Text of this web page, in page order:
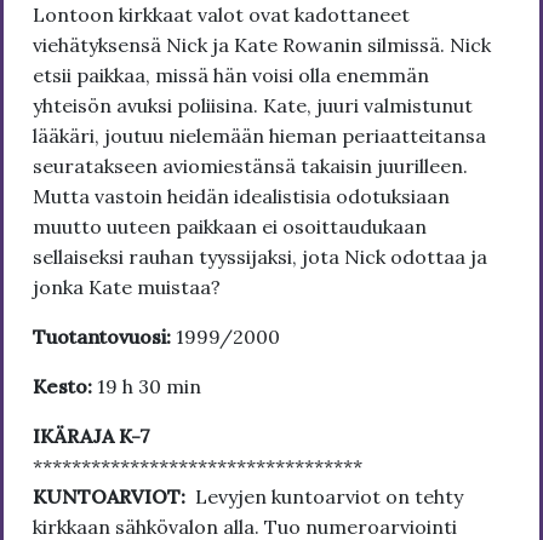
Lontoon kirkkaat valot ovat kadottaneet
viehätyksensä Nick ja Kate Rowanin silmissä. Nick
etsii paikkaa, missä hän voisi olla enemmän
yhteisön avuksi poliisina. Kate, juuri valmistunut
lääkäri, joutuu nielemään hieman periaatteitansa
seuratakseen aviomiestänsä takaisin juurilleen.
Mutta vastoin heidän idealistisia odotuksiaan
muutto uuteen paikkaan ei osoittaudukaan
sellaiseksi rauhan tyyssijaksi, jota Nick odottaa ja
jonka Kate muistaa?
Tuotantovuosi: 1999/2000
Kesto: 19 h 30 min
IKÄRAJA K-7
**********************************
KUNTOARVIOT: Levyjen kuntoarviot on tehty
kirkkaan sähkövalon alla. Tuo numeroarviointi